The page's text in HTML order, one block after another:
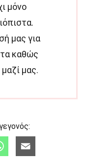
μόνο
μας για
καθώς
μας.